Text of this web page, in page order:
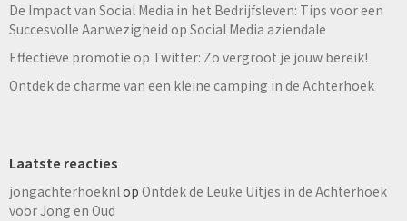
De Impact van Social Media in het Bedrijfsleven: Tips voor een
Succesvolle Aanwezigheid op Social Media aziendale
Effectieve promotie op Twitter: Zo vergroot je jouw bereik!
Ontdek de charme van een kleine camping in de Achterhoek
Laatste reacties
jongachterhoeknlop Ontdek de Leuke Uitjes in de Achterhoek
voor Jong en Oud